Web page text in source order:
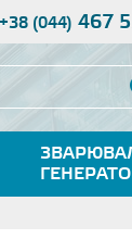
+38 (044) 467